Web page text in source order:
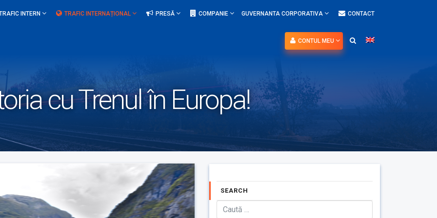
INTERN TRAFIC INTERNAȚIONAL PRESĂ COMPANIE GUVERNANTA CORPORATIVA CONTACT
CONTUL MEU
cu Trenul în Europa!
SEARCH